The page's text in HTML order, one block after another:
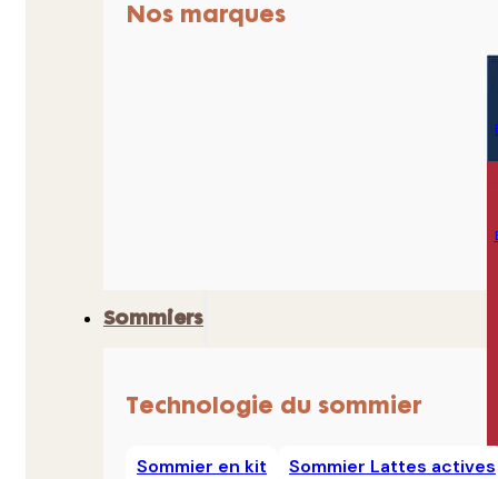
Nos marques
Sommiers
Technologie du sommier
Sommier en kit Sommier Lattes actives